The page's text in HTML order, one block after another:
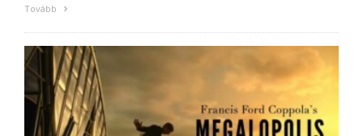
Tovább